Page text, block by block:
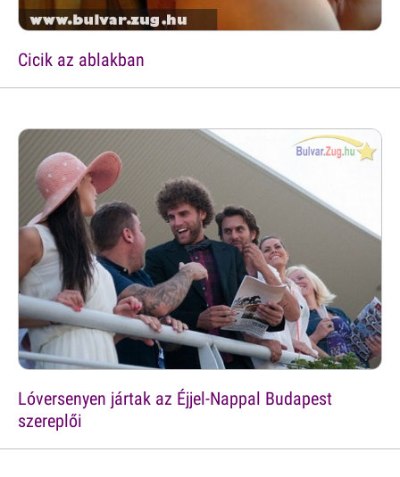
Cicik az ablakban
Lóversenyen jártak az Éjjel-Nappal Budapest
szereplői